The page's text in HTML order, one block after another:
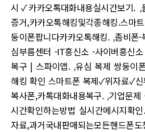
시✓카카오톡대화내용실시간보기. ,
증거,카카오톡해킹및각종해킹.스마
둥이폰팝니다카카오톡해킹. ,좀비폰-
심부름센터 -IT흥신소 -사이버흥신
복구 | 스파이앱. ,유심 복제 쌍둥이
해킹 확인 스마트폰 복제✓위자료✓신
복사폰,카톡대화내용복구. ,기업문제
시간확인하는방법 실시간메시지확인.
자료,과거국내판매되는모든핸드폰도